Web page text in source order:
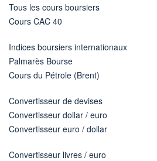
Tous les cours boursiers
Cours CAC 40
Indices boursiers internationaux
Palmarès Bourse
Cours du Pétrole (Brent)
Convertisseur de devises
Convertisseur dollar / euro
Convertisseur euro / dollar
Convertisseur livres / euro